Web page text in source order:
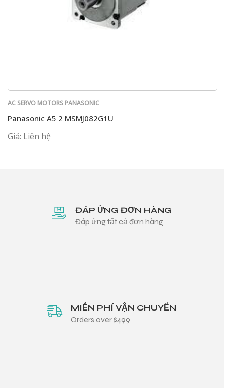
AC SERVO MOTORS PANASONIC
Panasonic A5 2 MSMJ082G1U
Giá: Liên hệ
ĐÁP ỨNG ĐƠN HÀNG
Đáp ứng tất cả đơn hàng
MIỄN PHÍ VẬN CHUYỂN
Orders over $499